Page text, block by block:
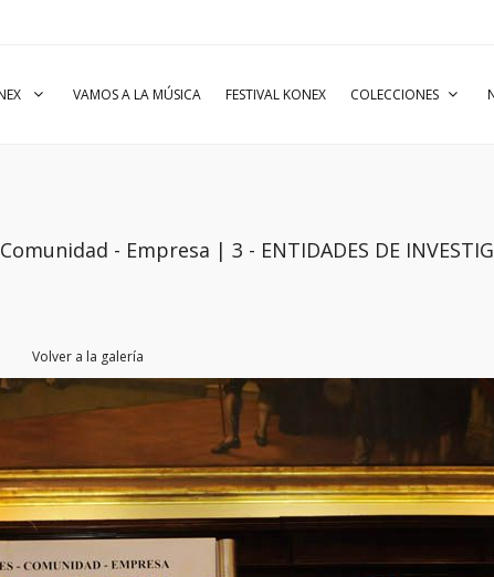
VAMOS A LA MÚSICA FESTIVAL KONEX COLECCIONES
- Empresa | 3 - ENTIDADES DE
Volver a la galería